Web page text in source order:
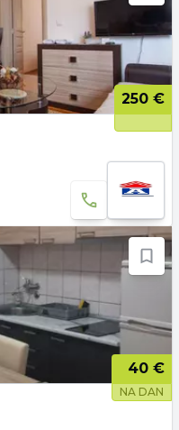
250 €
40 €
NA DAN